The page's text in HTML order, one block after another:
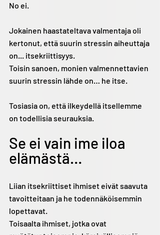
No ei.
Jokainen haastateltava valmentaja oli
kertonut, että suurin stressin aiheuttaja
on... itsekriittisyys.
Toisin sanoen, monien valmennettavien
suurin stressin lähde on… he itse.
Tosiasia on, että ilkeydellä itsellemme
on todellisia seurauksia.
Se ei vain ime iloa
elämästä…
Liian itsekriittiset ihmiset eivät saavuta
tavoitteitaan ja he todennäköisemmin
lopettavat.
Toisaalta ihmiset, jotka ovat